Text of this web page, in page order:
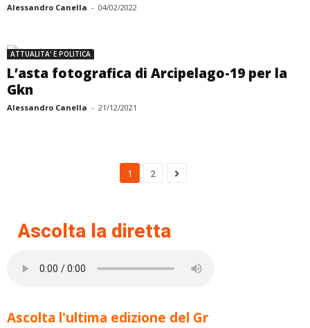
Alessandro Canella - 04/02/2022
ATTUALITA' E POLITICA
L’asta fotografica di Arcipelago-19 per la
Gkn
Alessandro Canella - 21/12/2021
1 2
Ascolta la diretta
Ascolta l'ultima edizione del Gr